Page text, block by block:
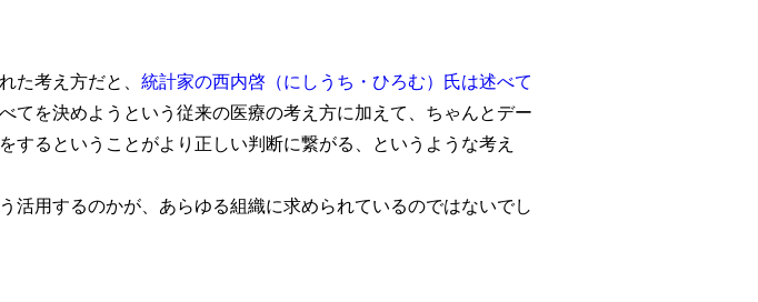
た考え方だと、 統計家の西内啓（にしうち・ひろむ）氏は述べて
てを決めようという従来の医療の考え方に加えて、ちゃんとデー
るということがより正しい判断に繋がる、というような考え
活用するのかが、あらゆる組織に求められているのではないでし